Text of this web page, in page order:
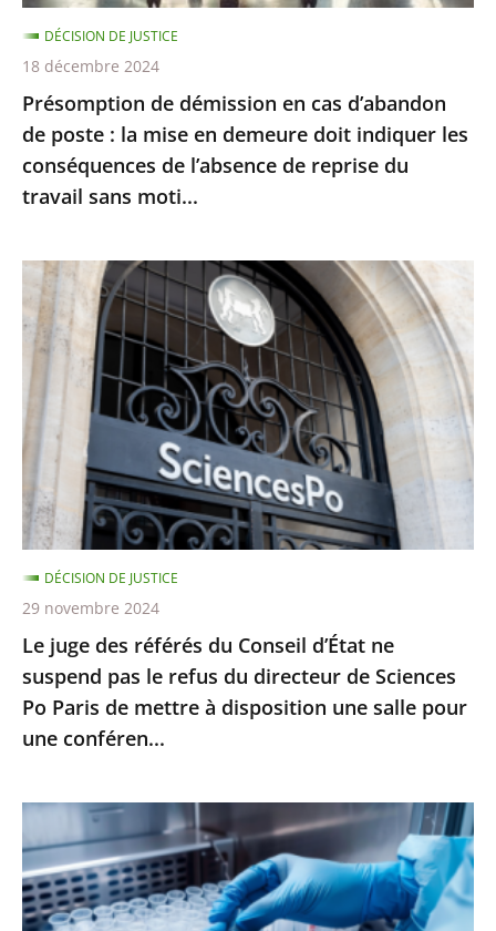
la
mise
en
demeure
doit
indiquer
les
de
l’absence
de
reprise
du
travail
sans
Présomption de démission en cas d’abandon
de poste : la mise en demeure doit indiquer les
conséquences de l’absence de reprise du
travail sans moti...
DÉCISION DE JUSTICE
18 décembre 2024
Le
juge
des
référés
du
Conseil
d’État
ne
suspend
pas
le
refus
du
directeur
de
Sciences
Paris
mettre
à
Le juge des référés du Conseil d’État ne
suspend pas le refus du directeur de Sciences
Po Paris de mettre à disposition une salle pour
une conféren...
DÉCISION DE JUSTICE
29 novembre 2024
PMA
post-
mortem
: